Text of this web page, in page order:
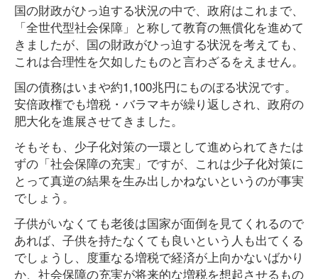
国の財政がひっ迫する状況の中で、政府はこれまで、
「全世代型社会保障」と称して教育の無償化を進めて
きましたが、国の財政がひっ迫する状況を考えても、
これは合理性を欠如したものと言わざるをえません。
国の債務はいまや約1,100兆円にものぼる状況です。
安倍政権でも増税・バラマキが繰り返しされ、政府の
肥大化を進展させてきました。
そもそも、少子化対策の一環として進められてきたは
ずの「社会保障の充実」ですが、これは少子化対策に
とって真逆の結果を生み出しかねないというのが事実
でしょう。
子供がいなくても老後は国家が面倒を見てくれるので
あれば、子供を持たなくても良いという人も出てくる
でしょうし、度重なる増税で経済が上向かないばかり
か、社会保障の充実が将来的な増税を想起させるもの